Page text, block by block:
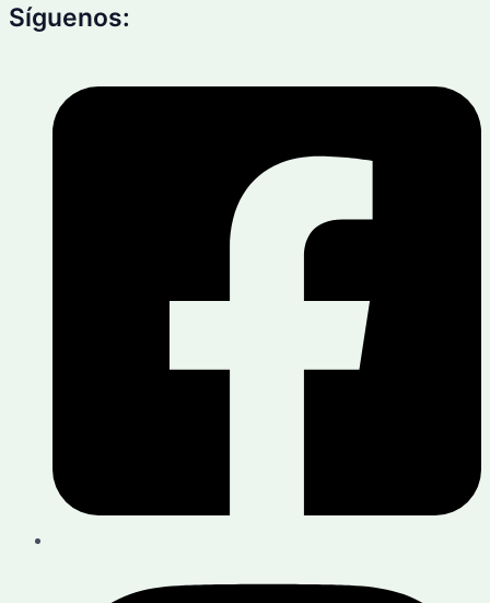
Síguenos: